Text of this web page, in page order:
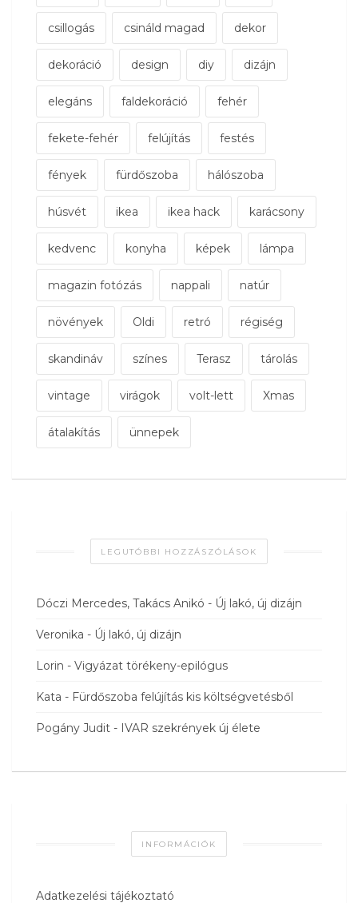
csillogás csináld magad dekor
dekoráció design diy dizájn
elegáns faldekoráció fehér
fekete-fehér felújítás festés
fények fürdőszoba hálószoba
húsvét ikea ikea hack karácsony
kedvenc konyha képek lámpa
magazin fotózás nappali natúr
növények Oldi retró régiség
skandináv színes Terasz tárolás
vintage virágok volt-lett Xmas
átalakítás ünnepek
LEGUTÓBBI HOZZÁSZÓLÁSOK
Dóczi Mercedes, Takács Anikó - Új lakó, új dizájn
Veronika - Új lakó, új dizájn
Lorin - Vigyázat törékeny-epilógus
Kata - Fürdőszoba felújítás kis költségvetésből
Pogány Judit - IVAR szekrények új élete
INFORMÁCIÓK
Adatkezelési tájékoztató